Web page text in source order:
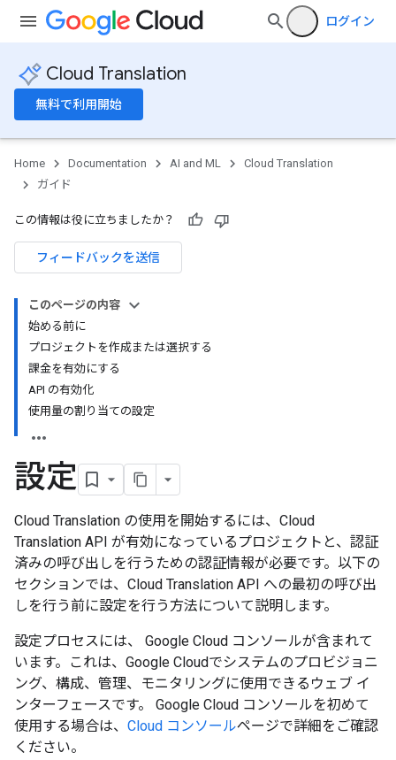
ログイン
Cloud Translation
無料で利用開始
Home Documentation AI and ML
Cloud Translation
ガイド
この情報は役に立ちましたか？
フィードバックを送信
このページの内容
始める前に
プロジェクトを作成または選択する
課金を有効にする
API の有効化
使用量の割り当ての設定
設定
Cloud Translation の使用を開始するには、Cloud
Translation API が有効になっているプロジェクトと、認証
済みの呼び出しを行うための認証情報が必要です。以下の
セクションでは、Cloud Translation API への最初の呼び出
しを行う前に設定を行う方法について説明します。
設定プロセスには、 Google Cloud コンソールが含まれて
います。これは、Google Cloudでシステムのプロビジョニ
ング、構成、管理、モニタリングに使用できるウェブ イ
ンターフェースです。 Google Cloud コンソールを初めて
使用する場合は、 Cloud コンソールページで詳細をご確認
ください。